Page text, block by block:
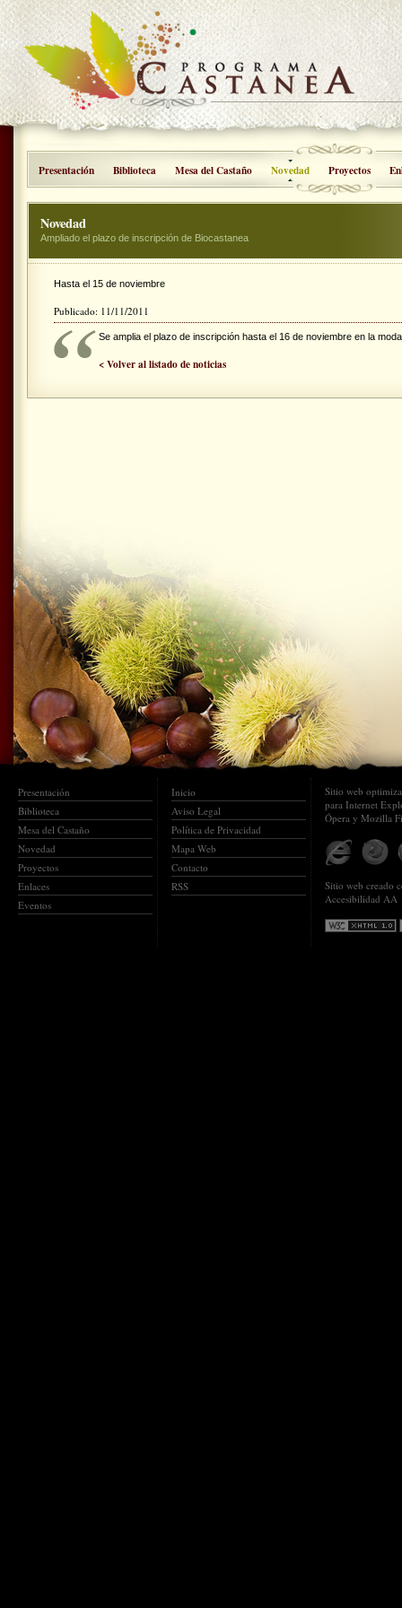
Presentación Biblioteca Mesa del Castaño Novedad Proyectos
Novedad
Ampliado el plazo de inscripción de Biocastanea
Hasta el 15 de noviembre
Publicado: 11/11/2011
Se amplia el plazo de inscripción hasta el 16 de noviembre en la
< Volver al listado de noticias
Presentación
Biblioteca
Mesa del Castaño
Novedad
Proyectos
Enlaces
Eventos
Inicio
Aviso Legal
Política de Privacidad
Mapa Web
Contacto
RSS
Sitio web
para Internet
Ópera y Mozilla
Sitio web creado
Accesibilidad AA